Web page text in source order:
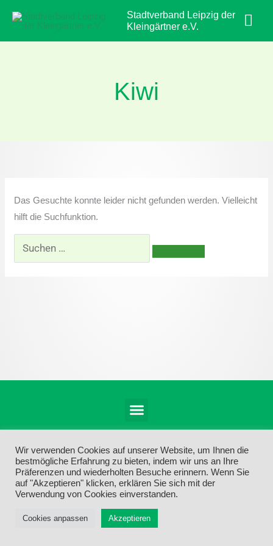
Inhalt
springen
Stadtverband Leipzig der
Kleingärtner e.V.
Kiwi
Das Gesuchte konnte leider nicht gefunden werden. Vielleicht
hilft die Suchfunktion.
Menü
Wir verwenden Cookies auf unserer Website, um Ihnen die
bestmögliche Erfahrung zu bieten, indem wir uns an Ihre
Präferenzen und wiederholten Besuche erinnern. Wenn Sie
auf "Akzeptieren" klicken, erklären Sie sich mit der
Verwendung von Cookies einverstanden.
Cookies anpassen Akzeptieren